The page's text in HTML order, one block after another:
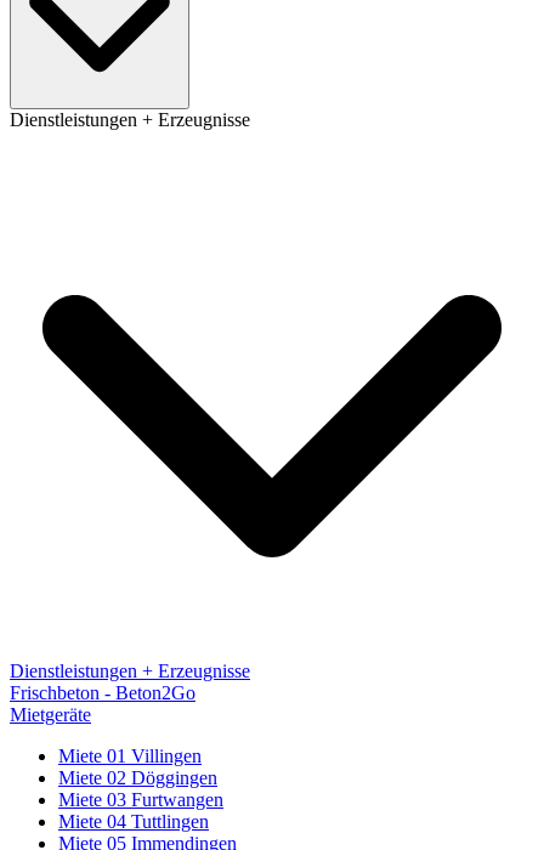
Dienstleistungen + Erzeugnisse
Dienstleistungen + Erzeugnisse
Frischbeton - Beton2Go
Mietgeräte
Miete 01 Villingen
Miete 02 Döggingen
Miete 03 Furtwangen
Miete 04 Tuttlingen
Miete 05 Immendingen